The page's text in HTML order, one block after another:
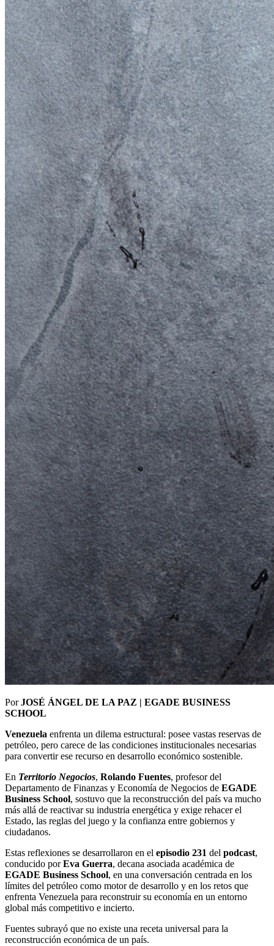
PorJOSÉ ÁNGEL DE LA PAZ | EGADE BUSINESS
SCHOOL
Venezuela enfrenta un dilema estructural: posee vastas reservas de
petróleo, pero carece de las condiciones institucionales necesarias
para convertir ese recurso en desarrollo económico sostenible.
En Territorio Negocios, Rolando Fuentes, profesor del
Departamento de Finanzas y Economía de Negocios de EGADE
Business School, sostuvo que la reconstrucción del país va mucho
más allá de reactivar su industria energética y exige rehacer el
Estado, las reglas del juego y la confianza entre gobiernos y
ciudadanos.
Estas reflexiones se desarrollaron en el episodio 231 del podcast,
conducido porEva Guerra, decana asociada académica de
EGADE Business School, en una conversación centrada en los
límites del petróleo como motor de desarrollo y en los retos que
enfrenta Venezuela para reconstruir su economía en un entorno
global más competitivo e incierto.
Fuentes subrayó que no existe una receta universal para la
reconstrucción económica de un país.